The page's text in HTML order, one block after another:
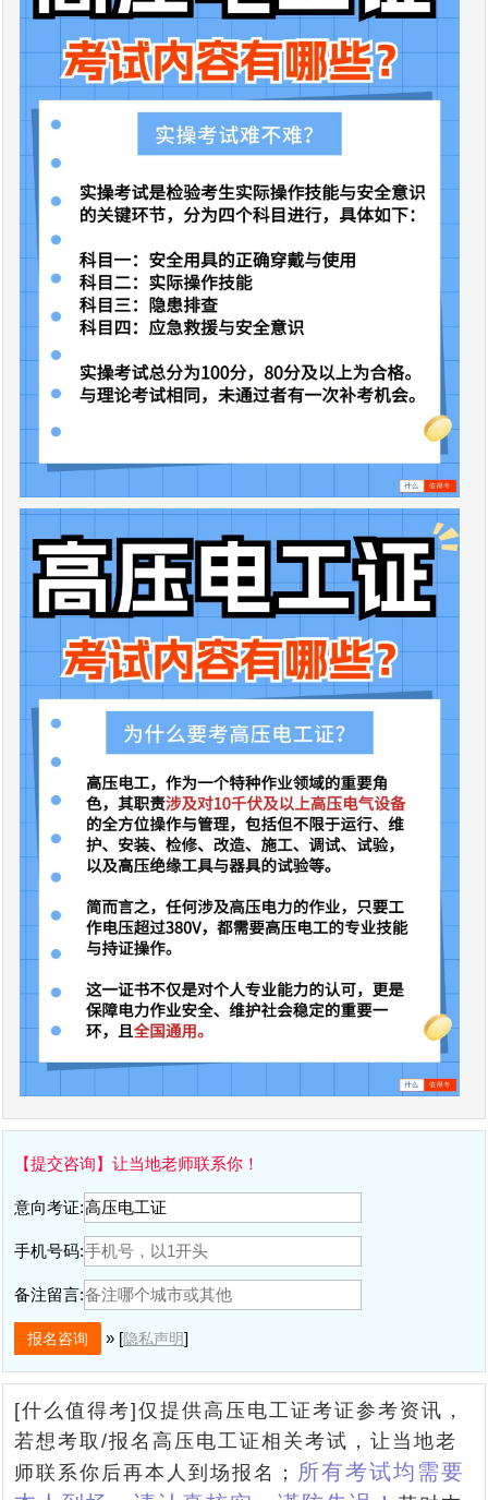
【提交咨询】让当地老师联系你！
意向考证:
手机号码:
备注留言:
» [隐私声明]
[什么值得考]仅提供高压电工证考证参考资讯，
若想考取/报名高压电工证相关考试，让当地老
师联系你后再本人到场报名； 所有考试均需要